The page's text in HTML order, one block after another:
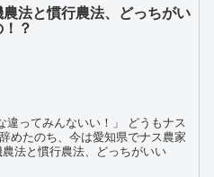
法と慣行農法、どっちがい
？
違ってみんないい！」 どうもナス
めたのち、今は愛知県でナス農家
法と慣行農法、どっちがいい